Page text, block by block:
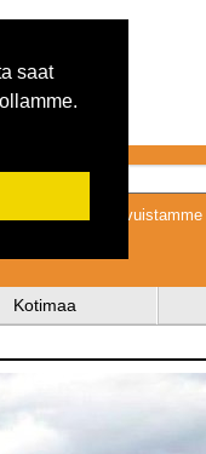
saat
Tykkäämällä
Kotimaa